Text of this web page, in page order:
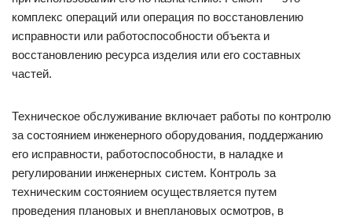
комплекс операций или операция по восстановлению
исправности или работоспособности объекта и
восстановлению ресурса изделия или его составных
частей.
Техническое обслуживание включает работы по контролю
за состоянием инженерного оборудования, поддержанию
его исправности, работоспособности, в наладке и
регулировании инженерных систем. Контроль за
техническим состоянием осуществляется путем
проведения плановых и внеплановых осмотров, в